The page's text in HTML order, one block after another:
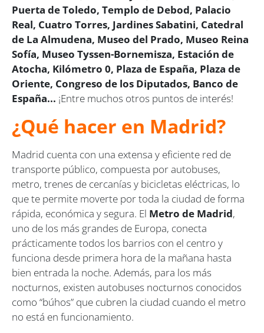
Puerta de Toledo, Templo de Debod, Palacio
Real, Cuatro Torres, Jardines Sabatini, Catedral
de La Almudena, Museo del Prado, Museo Reina
Sofía, Museo Tyssen-Bornemisza, Estación de
Atocha, Kilómetro 0, Plaza de España, Plaza de
Oriente, Congreso de los Diputados, Banco de
España... ¡Entre muchos otros puntos de interés!
¿Qué hacer en Madrid?
Madrid cuenta con una extensa y eficiente red de
transporte público, compuesta por autobuses,
metro, trenes de cercanías y bicicletas eléctricas, lo
que te permite moverte por toda la ciudad de forma
rápida, económica y segura. El Metro de Madrid,
uno de los más grandes de Europa, conecta
prácticamente todos los barrios con el centro y
funciona desde primera hora de la mañana hasta
bien entrada la noche. Además, para los más
nocturnos, existen autobuses nocturnos conocidos
como “búhos” que cubren la ciudad cuando el metro
no está en funcionamiento.